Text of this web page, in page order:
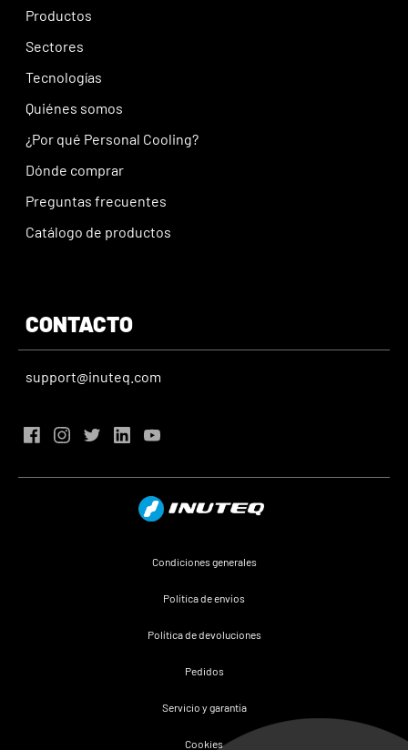
Productos
Sectores
Tecnologías
Quiénes somos
¿Por qué Personal Cooling?
Dónde comprar
Preguntas frecuentes
Catálogo de productos
CONTACTO
support@inuteq.com
Condiciones generales
Política de envíos
Política de devoluciones
Pedidos
Servicio y garantía
Cookies